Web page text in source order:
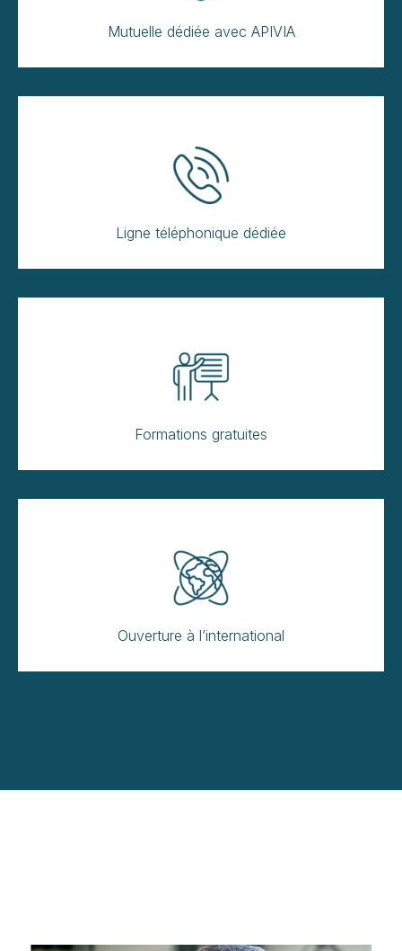
Mutuelle dédiée avec APIVIA
Ligne téléphonique dédiée
Formations gratuites
Ouverture à l’international